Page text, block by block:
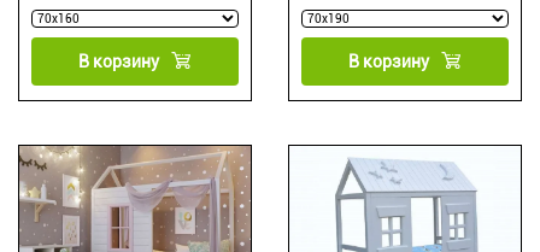
В корзину В корзину